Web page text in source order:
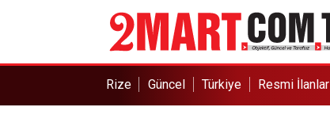
Rize Güncel Türkiye Resmi İlanlar